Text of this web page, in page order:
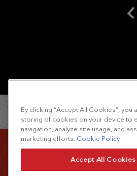
By clicking “Accept All Cookies”, you
storing of cookies on your device to
navigation, analyze site usage, and
marketing efforts. Cookie Policy
Accept All Cookies